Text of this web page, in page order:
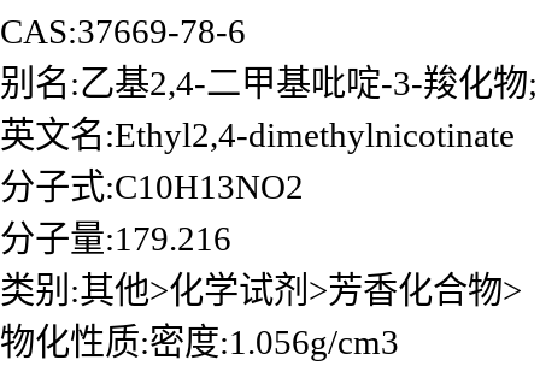
CAS:37669-78-6
别名:乙基2,4-二甲基吡啶-3-羧化
英文名:Ethyl2,4-dimethylnicotinate
分子式:C10H13NO2
分子量:179.216
类别:其他>化学试剂>芳香化合物>
物化性质:密度:1.056g/cm3